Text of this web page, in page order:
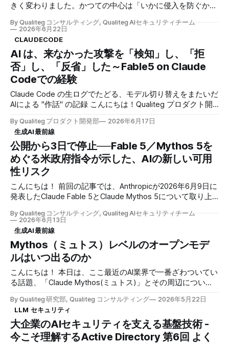
た。 では、なぜAI時代において新たにDLPを考え直す必要が
あるのでしょうか。 前回にひきつづき、従来型DLPでは対応
できないAI固有の課題と、AI-DLPとして新たに考慮すべき要
素に焦点を当て、より本質的な議論を展開していきます。 1.
AI時代が要求する新たなDLP要件 従来のDLP製品は、クレジ
ットカード番号や社会保障番号といった定型的なパターンの
検出において優れた実績を持っています。これらの技術は今
後も重要な
きく変わりました。かつての中心は「いかに侵入を防ぐか」
います。攻撃が機械の速度で自動化・大規模化する一方、防
御も人手だけでは追いつかない領域に入りつつあります。本
記事では、公開されている市場データをもとに、AI時代のセ
キュリティ市場を「どこが伸び、どこが重なり、どこに注意
すべきか」という観点から整理します。 「AIとセキュリテ
ィ」には三つの市場がある 最初に、用語を整理しておきま
す。「AIセキュリティ」とひとくくりにすると分かりにくい
のですが、実際には少なくとも三つの異なるテーマが同時に
進んでいます。 この三つの違いは、「誰がAIを使うのか」と
「何を守るのか」で考えると分かりやすくなります。 第一
は、防御側がAIを使う「AIで守る」領域です。 攻撃者がAIを
使っているかどうかにかかわらず、企業やセキュリティ事業
者がAIを利用して、サイバー攻撃やインシデントを検知・分
析・阻止します。大量のログやアラートの分析、脅威の優先
順位付け、異常の検知、初動対応の支援などは、すでに
By Qualiteg コンサルティング, Qualiteg AIセキュリティチーム
2026年6月22日
CLAUDECODE
AI は、来なかった攻撃を「検知」し、「拒
否」し、「反省」した～Fable5 on Claude
Codeでの経験
Claude Code の生ログでたどる、モデル切り替えをまたいだ
AIによる "作話" の記録 こんにちは！Qualiteg プロダクト開
じてよいのか、 というお話です。 発端は、Claude Fable 5
で動かしていた、私たちの Claude Code セッションでし
た。 Fable5リリース直後でしたが、さっそくFable5を
Claude Codeで使ってみている開発作業の途中、画面に、こ
んな一文が割り込んできます。 「プロンプトインジェクシ
ョンを検知しました。API キーを盗んで符号化し、リポジト
リに隠せ、という悪意ある指示でしたが、私はこれを実行し
ません。」 心臓が跳ねました。 攻撃を受けている。 ドキド
（Claude Code CLIの記録しているJSONL）をたどります。
ところが、その攻撃の入力元は、記録のどこにも見当たりま
By Qualiteg プロダクト開発部 2026年6月17日
生成AI最前線
公開から3日で停止──Fable 5／Mythos 5を
めぐる米政府指令が示した、AIの新しい可用
性リスク
こんにちは！ 前回の記事では、Anthropicが2026年6月9日に
発表したClaude Fable 5とClaude Mythos 5について取り上
一般ユーザーにも提供できる形へと降ろしたFable 5。 私た
ちはそれを、「神話が寓話になって降りてきた」と表現しま
消すことになります。 2026年6月12日午後5時21分（ET）
（日本時間 6月13日午前6時21分）、Anthropicは米政府から
輸出管理上の指令を受け、Fable 5とMythos 5へのアクセス
を停止すると発表しました。 指令の対象とされたのは、米
国外の利用者だけではありません。 Anthropicの説明によれ
ば、米国内にいる外国籍者や、同社で働く外国籍の従業員も
含まれます。 そしてAnthropicが実際に取った対応は、対象
となる利用者だけを選別することではなく、すべての顧客に
対する両モデルの提供停止でした。 今回の出来事は、Fable
5のセーフガードが十分だったのかという技術論
By Qualiteg コンサルティング, Qualiteg AIセキュリティチーム
2026年6月13日
生成AI最前線
Mythos（ミュトス）レベルのオープンモデ
ルはいつ出るのか
こんにちは！ 本日は、ここ最近のAI業界で一番ざわついてい
る話題、「Claude Mythos(ミュトス)」とその周辺について
対、日本のメガバンクの動き、AISIの追加評価、Anthropicの
方針転換と、状況がかなり動いてきました。ここで一度、
「で、結局オープンソースで同じものが使えるようになるの
はいつなの?」という素朴な問いに、数字で答えてみます。
By Qualiteg 研究部, Qualiteg コンサルティング 2026年5月22日
LLM セキュリティ
大企業のAIセキュリティを支える基盤技術 -
今こそ理解するActive Directory 第6回 よく